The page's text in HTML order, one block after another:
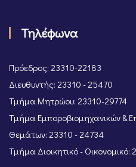
Τηλέφωνα
Πρόεδρος: 23310-22183
Διευθυντής: 23310 - 25470
Τμήμα Μητρώου: 23310-29774
Τμήμα Εμποροβιομηχανικών &
Θεμάτων: 23310 - 24734
Τμήμα Διοικητικό - Οικονομικό: